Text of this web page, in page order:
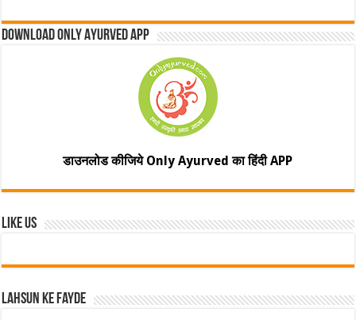
Download Only Ayurved App
डाउनलोड कीजिये Only Ayurved का हिंदी APP
Like Us
Lahsun ke fayde